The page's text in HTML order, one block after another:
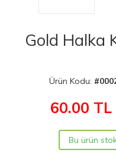
Gold Halka
Ürün Kodu:
60.00 TL
Bu ürün